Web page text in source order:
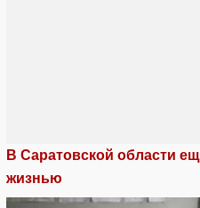
В Саратовской области
жизнью